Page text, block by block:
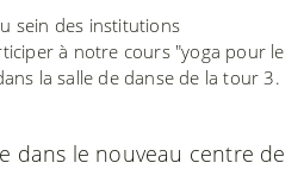
sein des institutions
à notre cours "yoga pour le
la salle de danse de la tour 3.
dans le nouveau centre de